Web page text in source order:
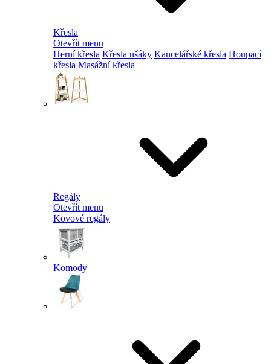
Křesla
Otevřít menu
Herní křesla Křesla ušáky Kancelářské křesla Houpací
křesla Masážní křesla
Regály
Otevřít menu
Kovové regály
Komody